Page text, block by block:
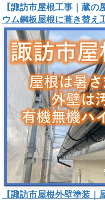
【諏訪市屋根工事｜蔵の
ウム鋼板屋根に葺き替え
【諏訪市屋根外壁塗装